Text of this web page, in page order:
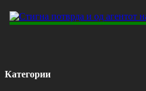
Категории